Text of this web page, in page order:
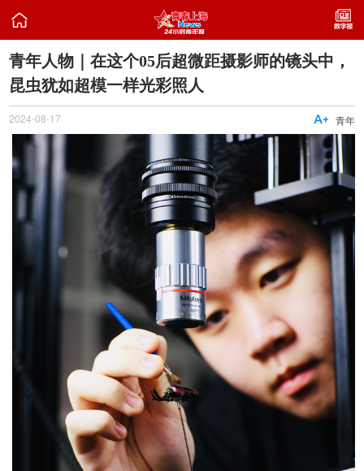

青年人物｜在这个05后超微距摄影师的镜头中，
昆虫犹如超模一样光彩照人
2024-08-17 青年
